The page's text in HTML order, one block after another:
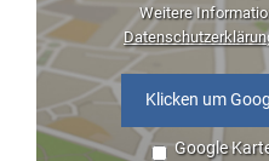
Weitere
Klicken um
Google